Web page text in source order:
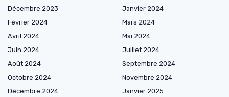
Décembre 2023
Janvier 2024
Février 2024
Mars 2024
Avril 2024
Mai 2024
Juin 2024
Juillet 2024
Août 2024
Septembre 2024
Octobre 2024
Novembre 2024
Décembre 2024
Janvier 2025